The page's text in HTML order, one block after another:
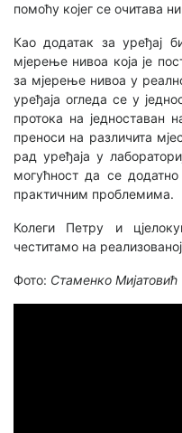
помоћу којег се очитава
Као додатак за уређај
мјерење нивоа која је
за мјерење нивоа у
уређаја огледа се у
протока на једноставан
преноси на различита
рад уређаја у
могућност да се
практичним проблемима.
Колеги Петру и
честитамо на
Фото: Стаменко Мијатовић